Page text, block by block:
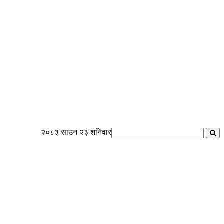
२०८३ साउन २३ शनिवार